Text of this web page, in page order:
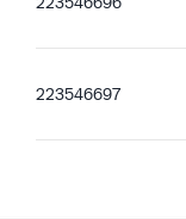
223546697